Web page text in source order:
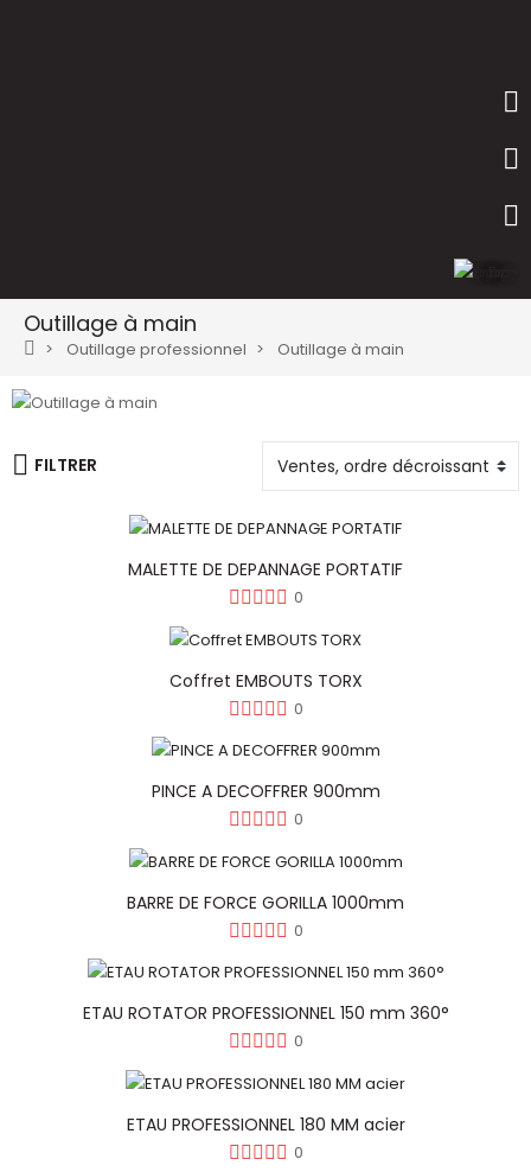
Outillage à main
Outillage professionnel Outillage à main
FILTRER
MALETTE DE DEPANNAGE PORTATIF
0
Coffret EMBOUTS TORX
0
PINCE A DECOFFRER 900mm
0
BARRE DE FORCE GORILLA 1000mm
0
ETAU ROTATOR PROFESSIONNEL 150 mm 360°
0
ETAU PROFESSIONNEL 180 MM acier
0